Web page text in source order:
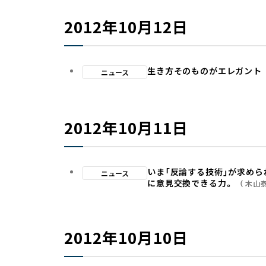
2012年10月12日
ニュース 生き方そのものがエレガント
2012年10月11日
ニュース
いま「反論する技術」が求め
に意見交換できる力。
木山
2012年10月10日